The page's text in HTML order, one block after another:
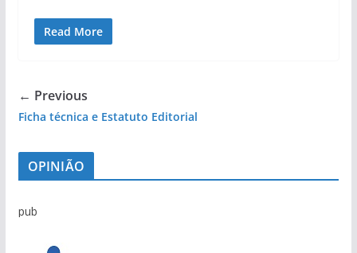
Read More
← Previous
Ficha técnica e Estatuto Editorial
OPINIÃO
pub